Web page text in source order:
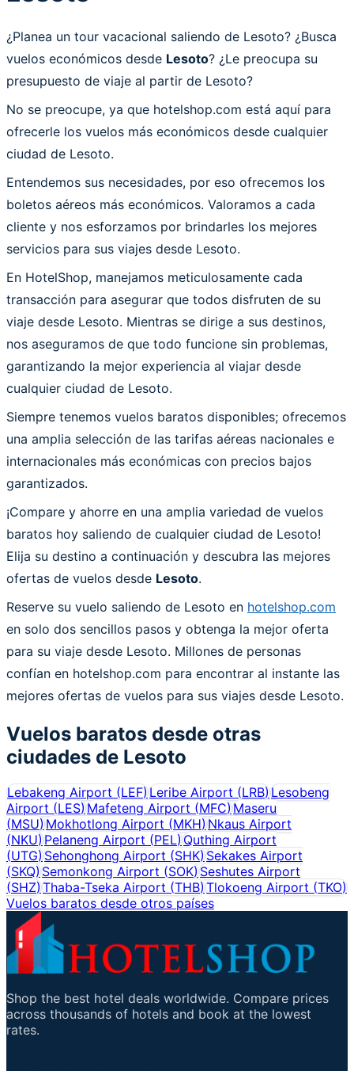
¿Planea un tour vacacional saliendo de Lesoto? ¿Busca
vuelos económicos desde Lesoto? ¿Le preocupa su
presupuesto de viaje al partir de Lesoto?
No se preocupe, ya que hotelshop.com está aquí para
ofrecerle los vuelos más económicos desde cualquier
ciudad de Lesoto.
Entendemos sus necesidades, por eso ofrecemos los
boletos aéreos más económicos. Valoramos a cada
cliente y nos esforzamos por brindarles los mejores
servicios para sus viajes desde Lesoto.
En HotelShop, manejamos meticulosamente cada
transacción para asegurar que todos disfruten de su
viaje desde Lesoto. Mientras se dirige a sus destinos,
nos aseguramos de que todo funcione sin problemas,
garantizando la mejor experiencia al viajar desde
cualquier ciudad de Lesoto.
Siempre tenemos vuelos baratos disponibles; ofrecemos
una amplia selección de las tarifas aéreas nacionales e
internacionales más económicas con precios bajos
garantizados.
¡Compare y ahorre en una amplia variedad de vuelos
baratos hoy saliendo de cualquier ciudad de Lesoto!
Elija su destino a continuación y descubra las mejores
ofertas de vuelos desde Lesoto.
Reserve su vuelo saliendo de Lesoto en hotelshop.com
en solo dos sencillos pasos y obtenga la mejor oferta
para su viaje desde Lesoto. Millones de personas
confían en hotelshop.com para encontrar al instante las
mejores ofertas de vuelos para sus viajes desde Lesoto.
Vuelos baratos desde otras
ciudades de Lesoto
Lebakeng Airport (LEF)Leribe Airport (LRB)Lesobeng
Airport (LES)Mafeteng Airport (MFC) Maseru
(MSU)Mokhotlong Airport (MKH) Nkaus Airport
(NKU)Pelaneng Airport (PEL) Quthing Airport
(UTG)Sehonghong Airport (SHK) Sekakes Airport
(SKQ)Semonkong Airport (SOK) Seshutes Airport
(SHZ)Thaba-Tseka Airport (THB) Tlokoeng Airport (TKO)
Vuelos baratos desde otros países
Shop the best hotel deals worldwide. Compare prices
across thousands of hotels and book at the lowest
rates.